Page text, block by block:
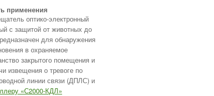
применения
оптико-электронный
с защитой от животных до
для обнаружения
в охраняемое
закрытого помещения и
извещения о тревоге по
линии связи (ДПЛС) и
«С2000-КДЛ»